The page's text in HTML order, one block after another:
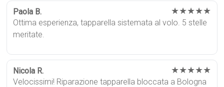
Paola B. ★★★★★
Ottima esperienza, tapparella sistemata al volo. 5 stelle
meritate.
Nicola R. ★★★★★
Velocissimi! Riparazione tapparella bloccata a Bologna